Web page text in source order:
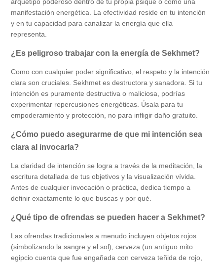
manifestación energética. La efectividad reside en tu intención
y en tu capacidad para canalizar la energía que ella
representa.
¿Es peligroso trabajar con la energía de Sekhmet?
Como con cualquier poder significativo, el respeto y la intención
clara son cruciales. Sekhmet es destructora y sanadora. Si tu
intención es puramente destructiva o maliciosa, podrías
experimentar repercusiones energéticas. Úsala para tu
empoderamiento y protección, no para infligir daño gratuito.
¿Cómo puedo asegurarme de que mi intención sea
clara al invocarla?
La claridad de intención se logra a través de la meditación, la
escritura detallada de tus objetivos y la visualización vívida.
Antes de cualquier invocación o práctica, dedica tiempo a
definir exactamente lo que buscas y por qué.
¿Qué tipo de ofrendas se pueden hacer a Sekhmet?
Las ofrendas tradicionales a menudo incluyen objetos rojos
(simbolizando la sangre y el sol), cerveza (un antiguo mito
egipcio cuenta que fue engañada con cerveza teñida de rojo,